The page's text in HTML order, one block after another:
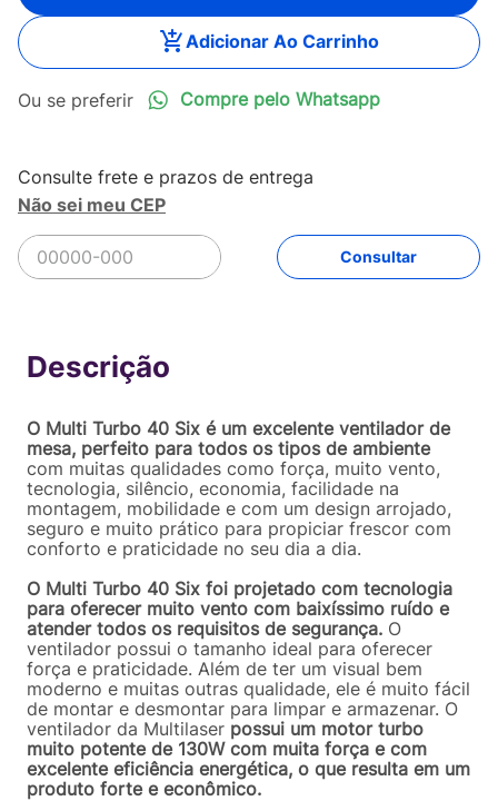
Adicionar Ao Carrinho
Compre pelo Whatsapp
Não sei meu CEP
R$229,90
45
O Multi Turbo 40 Six é um excelente ventilador de
mesa, perfeito para todos os tipos de ambiente
com muitas qualidades como força, muito vento,
tecnologia, silêncio, economia, facilidade na
montagem, mobilidade e com um design arrojado,
seguro e muito prático para propiciar frescor com
conforto e praticidade no seu dia a dia.
O Multi Turbo 40 Six foi projetado com tecnologia
para oferecer muito vento com baixíssimo ruído e
atender todos os requisitos de segurança. O
ventilador possui o tamanho ideal para oferecer
força e praticidade. Além de ter um visual bem
moderno e muitas outras qualidade, ele é muito fácil
de montar e desmontar para limpar e armazenar. O
ventilador da Multilaser possui um motor turbo
muito potente de 130W com muita força e com
excelente eficiência energética, o que resulta em um
produto forte e econômico.